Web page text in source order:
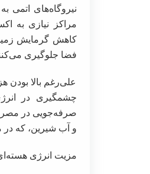
نیروگاه‌های اتمی
مراکز نیازی به
فضا جلوگیری
علی‌رغم بالا بودن
صرفه‌جویی در مصرف
و آب شیرین، که در
مزیت انرژی